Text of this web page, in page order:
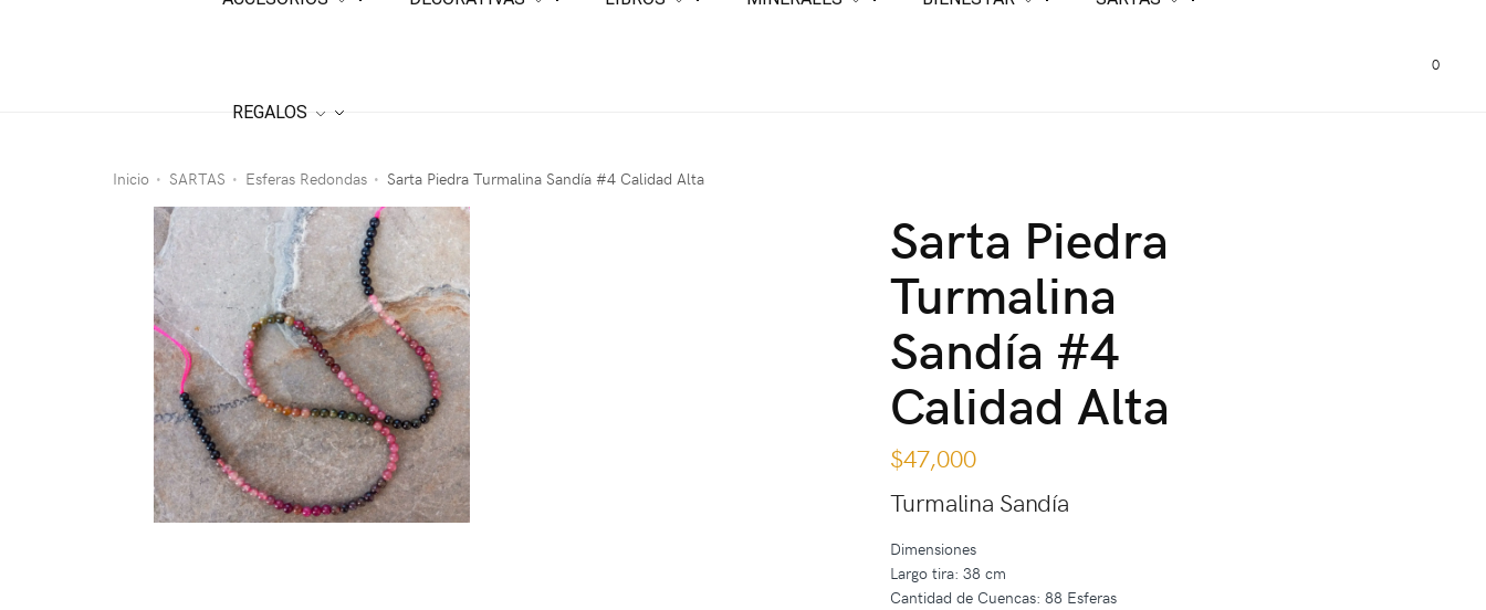
REGALOS
0
Inicio • SARTAS • Esferas Redondas • Sarta Piedra Turmalina Sandía #4 Calidad Alta
Sarta Piedra
Turmalina
Sandía #4
Calidad Alta
$47,000
Turmalina Sandía
Dimensiones
Largo tira: 38 cm
Cantidad de Cuencas: 88 Esferas